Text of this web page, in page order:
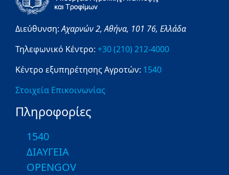
Διεύθυνση:Αχαρνών 2,Αθήνα, 101 76, Ελλάδα
Τηλεφωνικό Κέντρο: +30 (210) 212-4000
Κέντρο εξυπηρέτησης Αγροτών: 1540
Στοιχεία Επικοινωνίας
Πληροφορίες
1540
ΔΙΑΥΓΕΙΑ
OPENGOV